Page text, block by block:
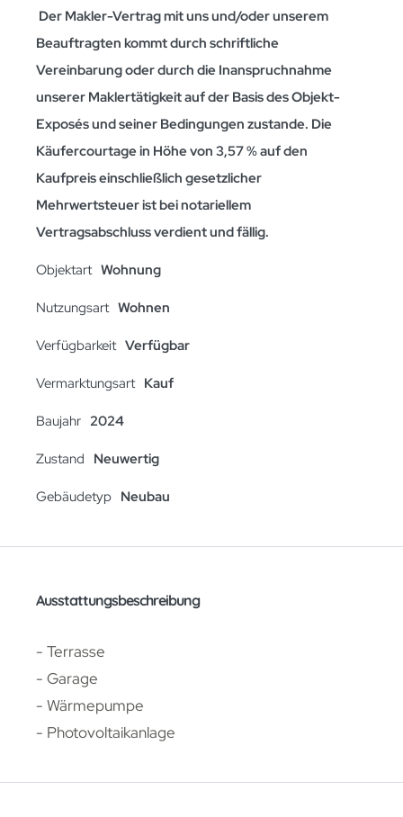
Der Makler-Vertrag mit uns und/oder unserem
Beauftragten kommt durch schriftliche
Vereinbarung oder durch die Inanspruchnahme
unserer Maklertätigkeit auf der Basis des Objekt-
Exposés und seiner Bedingungen zustande. Die
Käufercourtage in Höhe von 3,57 % auf den
Kaufpreis einschließlich gesetzlicher
Mehrwertsteuer ist bei notariellem
Vertragsabschluss verdient und fällig.
Objektart Wohnung
Nutzungsart Wohnen
Verfügbarkeit Verfügbar
Vermarktungsart Kauf
Baujahr 2024
Zustand Neuwertig
Gebäudetyp Neubau
Ausstattungsbeschreibung
- Terrasse
- Garage
- Wärmepumpe
- Photovoltaikanlage